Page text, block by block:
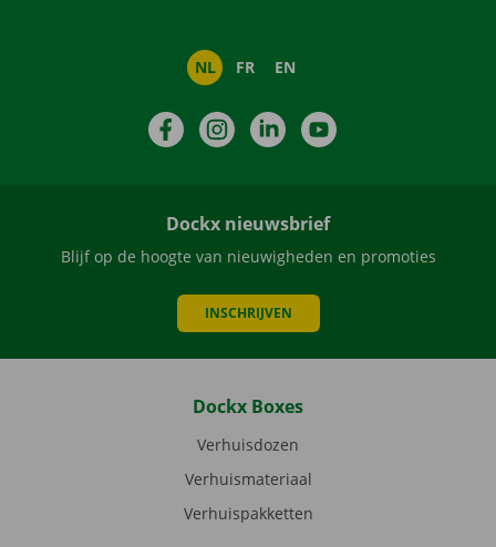
NL FR EN
FacebookInstagramLinkedIn
Dockx nieuwsbrief
Blijf op de hoogte van nieuwigheden en promoties
INSCHRIJVEN
Dockx Boxes
Verhuisdozen
Verhuismateriaal
Verhuispakketten